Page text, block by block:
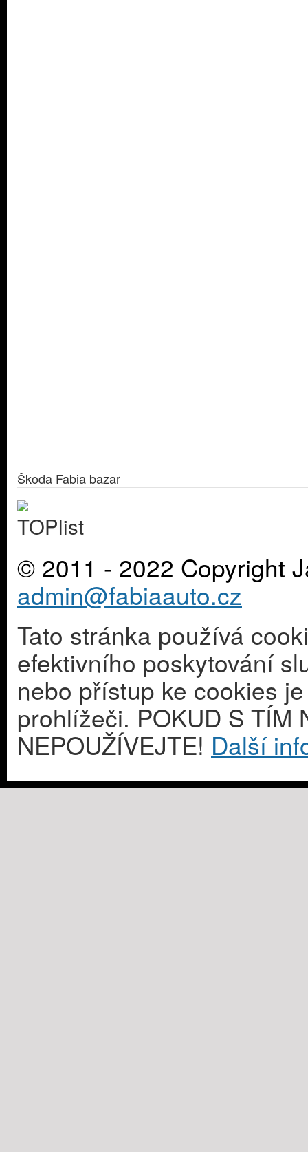
Škoda Fabia bazar
© 2011 - 2022 Copyright
admin@fabiaauto.cz
Tato stránka používá
efektivního poskytování
nebo přístup ke cookies
prohlížeči. POKUD S TÍM
NEPOUŽÍVEJTE! Další